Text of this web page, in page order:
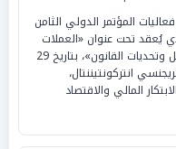
المؤتمر الدولي الثامن
يُعقد تحت عنوان «العملات
الرقمية بين آفاق المستقبل وتحديات القانون»، بتاريخ 29
الريجنسي انتركونتيننتال،
المالي والاقتصاد